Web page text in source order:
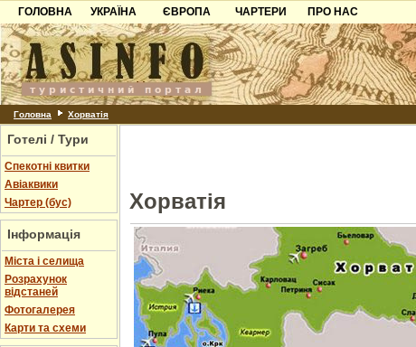
ГОЛОВНА
УКРАЇНА
Карпати
Азов
Причорноморря
Шацьк
ЄВРОПА
Чорногорія
Хорватія
Болгарія
ЧАРТЕРИ
ПРО НАС
Контакти
Партнерам
Додати готель
Головна Хорватія
Готелі / Тури
Спекотні квитки
Авіаквики
Чартер (бус)
Інформація
Міста і селища
Розрахунок
відстаней
Фотогалерея
Карти та схеми
Хорватія